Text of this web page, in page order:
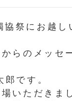
協祭にお越し
らのメッセ
です。
いただきま